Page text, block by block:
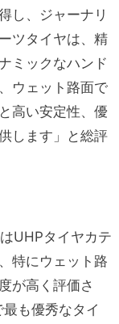
し、ジャーナリ
ツタイヤは、精
ミックなハンド
ウェット路面で
高い安定性、優
します」と総評
UHPタイヤカテ
特にウェット路
が高く評価さ
も優秀なタイ